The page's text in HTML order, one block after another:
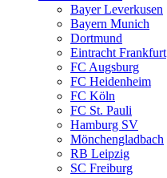
Bayer Leverkusen
Bayern Munich
Dortmund
Eintracht Frankfurt
FC Augsburg
FC Heidenheim
FC Köln
FC St. Pauli
Hamburg SV
Mönchengladbach
RB Leipzig
SC Freiburg